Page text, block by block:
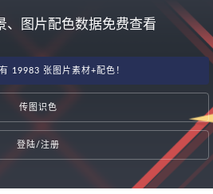
、图片配色数据免费查看
19983 张图片素材+配色！
传图识色
登陆/注册